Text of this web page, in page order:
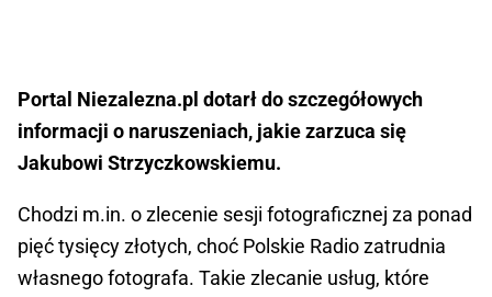
Portal Niezalezna.pl dotarł do szczegółowych
informacji o naruszeniach, jakie zarzuca się
Jakubowi Strzyczkowskiemu.
Chodzi m.in. o zlecenie sesji fotograficznej za ponad
pięć tysięcy złotych, choć Polskie Radio zatrudnia
własnego fotografa. Takie zlecanie usług, które